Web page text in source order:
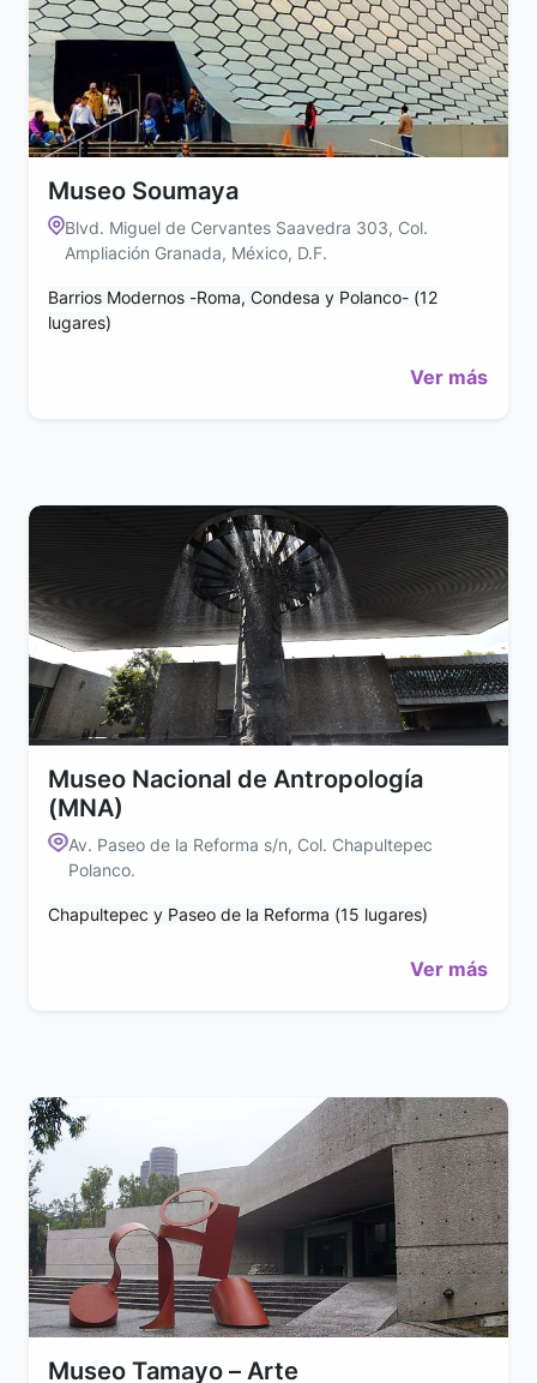
Museo Soumaya
Blvd. Miguel de Cervantes Saavedra 303, Col.
Ampliación Granada, México, D.F.
Barrios Modernos -Roma, Condesa y Polanco- (12
lugares)
Ver más
Museo Nacional de Antropología
(MNA)
Av. Paseo de la Reforma s/n, Col. Chapultepec
Polanco.
Chapultepec y Paseo de la Reforma (15 lugares)
Ver más
Museo Tamayo – Arte